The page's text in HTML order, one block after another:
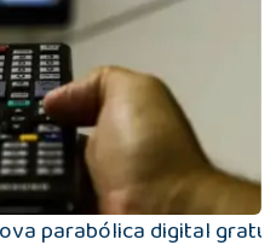
parabólica digital